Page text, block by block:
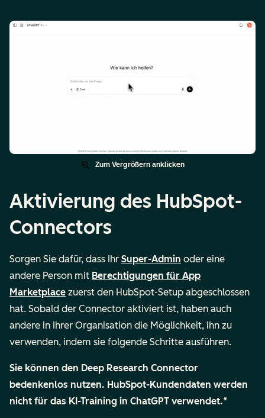
Zum Vergrößern anklicken
Aktivierung des HubSpot-
Connectors
Sorgen Sie dafür, dass Ihr Super-Admin oder eine
andere Person mit Berechtigungen für App
Marketplace zuerst den HubSpot-Setup abgeschlossen
hat. Sobald der Connector aktiviert ist, haben auch
andere in Ihrer Organisation die Möglichkeit, ihn zu
verwenden, indem sie folgende Schritte ausführen.
Sie können den Deep Research Connector
bedenkenlos nutzen. HubSpot-Kundendaten werden
nicht für das KI-Training in ChatGPT verwendet.*